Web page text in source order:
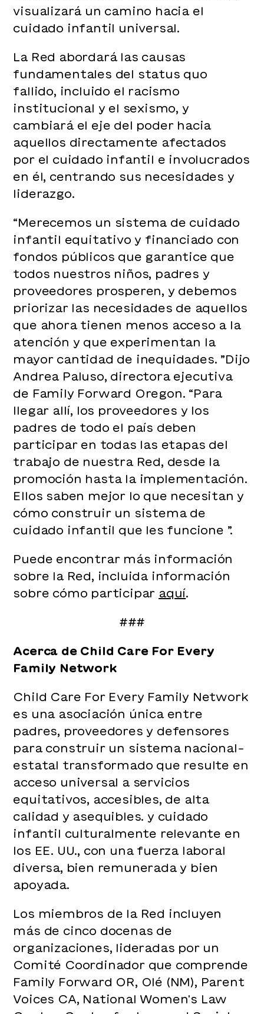
visualizará un camino hacia el
cuidado infantil universal.
La Red abordará las causas
fundamentales del status quo
fallido, incluido el racismo
institucional y el sexismo, y
cambiará el eje del poder hacia
aquellos directamente afectados
por el cuidado infantil e involucrados
en él, centrando sus necesidades y
liderazgo.
“Merecemos un sistema de cuidado
infantil equitativo y financiado con
fondos públicos que garantice que
todos nuestros niños, padres y
proveedores prosperen, y debemos
priorizar las necesidades de aquellos
que ahora tienen menos acceso a la
atención y que experimentan la
mayor cantidad de inequidades. ”Dijo
Andrea Paluso, directora ejecutiva
de Family Forward Oregon. “Para
llegar allí, los proveedores y los
padres de todo el país deben
participar en todas las etapas del
trabajo de nuestra Red, desde la
promoción hasta la implementación.
Ellos saben mejor lo que necesitan y
cómo construir un sistema de
cuidado infantil que les funcione ”.
Puede encontrar más información
sobre la Red, incluida información
sobre cómo participar aquí
###
Acerca de Child Care For Every
Family Network
Child Care For Every Family Network
es una asociación única entre
padres, proveedores y defensores
para construir un sistema nacional-
estatal transformado que resulte en
acceso universal a servicios
equitativos, accesibles, de alta
calidad y asequibles. y cuidado
infantil culturalmente relevante en
los EE. UU., con una fuerza laboral
diversa, bien remunerada y bien
apoyada.
Los miembros de la Red incluyen
más de cinco docenas de
organizaciones, lideradas por un
Comité Coordinador que comprende
Family Forward OR, Olé (NM), Parent
Voices CA, National Women's Law